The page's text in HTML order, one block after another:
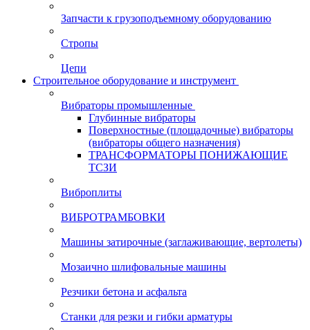
Запчасти к грузоподъемному оборудованию
Стропы
Цепи
Строительное оборудование и инструмент
Вибраторы промышленные
Глубинные вибраторы
Поверхностные (площадочные) вибраторы
(вибраторы общего назначения)
ТРАНСФОРМАТОРЫ ПОНИЖАЮЩИЕ
ТСЗИ
Виброплиты
ВИБРОТРАМБОВКИ
Машины затирочные (заглаживающие, вертолеты)
Мозаично шлифовальные машины
Резчики бетона и асфальта
Станки для резки и гибки арматуры